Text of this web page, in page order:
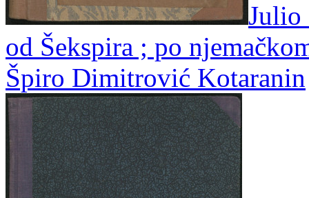
Julio
od Šekspira ; po
Špiro Dimitrović Kotaranin